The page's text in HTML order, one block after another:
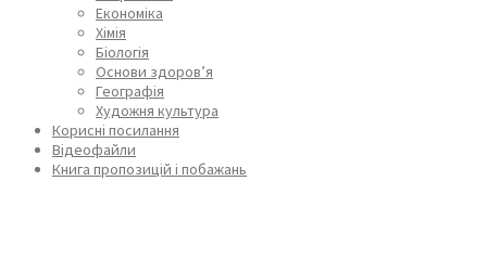
Економіка
Хімія
Біологія
Основи здоров’я
Географія
Художня культура
Корисні посилання
Відеофайли
Книга пропозицій і побажань